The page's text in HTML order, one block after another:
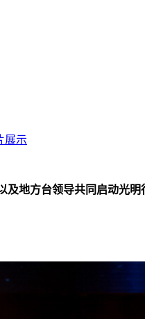
展示
及地方台领导共同启动光明